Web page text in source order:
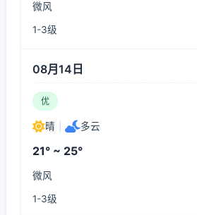
微风
1-3级
08月14日
优
晴 多云
21° ~ 25°
微风
1-3级